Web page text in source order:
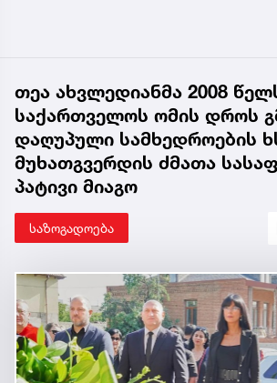
თეა ახვლედიანმა 2008
საქართველოს ომის დროს
დაღუპული სამხედროების
მუხათგვერდის ძმათა
პატივი მიაგო
საზოგადოება